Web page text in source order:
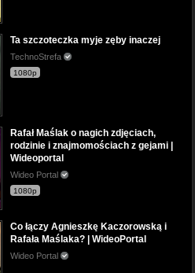
Ta szczoteczka myje zęby inaczej
TechnoStrefa
1080p
Rafał Maślak o nagich zdjęciach,
rodzinie i znajmomościach z gejami |
Wideoportal
Wideo Portal
1080p
Co łączy Agnieszkę Kaczorowską i
Rafała Maślaka? | WideoPortal
Wideo Portal